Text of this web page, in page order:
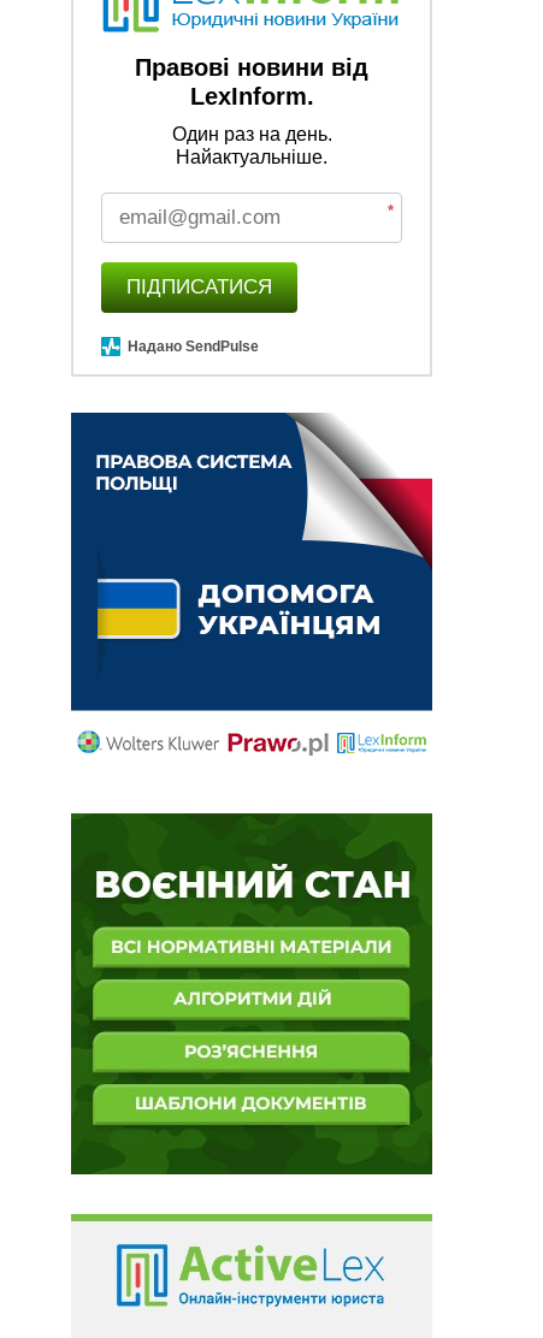
Правові новини від
LexInform.
Один раз на день.
Найактуальніше.
*
ПІДПИСАТИСЯ
Надано SendPulse